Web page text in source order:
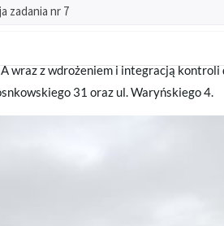
zadania nr 7
wraz z wdrożeniem i integracją
31 oraz ul. Waryńskiego 4.